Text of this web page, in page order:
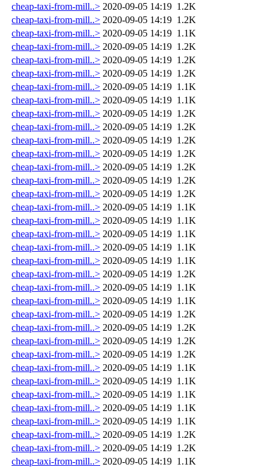
cheap-taxi-from-mill..> 2020-09-05 14:19 1.2K
cheap-taxi-from-mill..> 2020-09-05 14:19 1.2K
cheap-taxi-from-mill..> 2020-09-05 14:19 1.1K
cheap-taxi-from-mill..> 2020-09-05 14:19 1.2K
cheap-taxi-from-mill..> 2020-09-05 14:19 1.2K
cheap-taxi-from-mill..> 2020-09-05 14:19 1.2K
cheap-taxi-from-mill..> 2020-09-05 14:19 1.1K
cheap-taxi-from-mill..> 2020-09-05 14:19 1.1K
cheap-taxi-from-mill..> 2020-09-05 14:19 1.2K
cheap-taxi-from-mill..> 2020-09-05 14:19 1.2K
cheap-taxi-from-mill..> 2020-09-05 14:19 1.2K
cheap-taxi-from-mill..> 2020-09-05 14:19 1.2K
cheap-taxi-from-mill..> 2020-09-05 14:19 1.2K
cheap-taxi-from-mill..> 2020-09-05 14:19 1.2K
cheap-taxi-from-mill..> 2020-09-05 14:19 1.2K
cheap-taxi-from-mill..> 2020-09-05 14:19 1.1K
cheap-taxi-from-mill..> 2020-09-05 14:19 1.1K
cheap-taxi-from-mill..> 2020-09-05 14:19 1.1K
cheap-taxi-from-mill..> 2020-09-05 14:19 1.1K
cheap-taxi-from-mill..> 2020-09-05 14:19 1.1K
cheap-taxi-from-mill..> 2020-09-05 14:19 1.2K
cheap-taxi-from-mill..> 2020-09-05 14:19 1.1K
cheap-taxi-from-mill..> 2020-09-05 14:19 1.1K
cheap-taxi-from-mill..> 2020-09-05 14:19 1.2K
cheap-taxi-from-mill..> 2020-09-05 14:19 1.2K
cheap-taxi-from-mill..> 2020-09-05 14:19 1.2K
cheap-taxi-from-mill..> 2020-09-05 14:19 1.2K
cheap-taxi-from-mill..> 2020-09-05 14:19 1.1K
cheap-taxi-from-mill..> 2020-09-05 14:19 1.1K
cheap-taxi-from-mill..> 2020-09-05 14:19 1.1K
cheap-taxi-from-mill..> 2020-09-05 14:19 1.1K
cheap-taxi-from-mill..> 2020-09-05 14:19 1.1K
cheap-taxi-from-mill..> 2020-09-05 14:19 1.2K
cheap-taxi-from-mill..> 2020-09-05 14:19 1.2K
cheap-taxi-from-mill..> 2020-09-05 14:19 1.1K